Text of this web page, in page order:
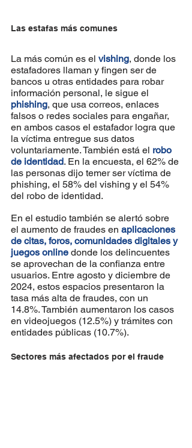
Las estafas más comunes
La más común es el vishing, donde los
estafadores llaman y fingen ser de
bancos u otras entidades para robar
información personal, le sigue el
phishing, que usa correos, enlaces
falsos o redes sociales para engañar,
en ambos casos el estafador logra que
la víctima entregue sus datos
voluntariamente. También está el robo
de identidad. En la encuesta, el 62% de
las personas dijo temer ser víctima de
phishing, el 58% del vishing y el 54%
del robo de identidad.
En el estudio también se alertó sobre
el aumento de fraudes en aplicaciones
de citas, foros, comunidades digitales y
juegos online donde los delincuentes
se aprovechan de la confianza entre
usuarios. Entre agosto y diciembre de
2024, estos espacios presentaron la
tasa más alta de fraudes, con un
14.8%. También aumentaron los casos
en videojuegos (12.5%) y trámites con
entidades públicas (10.7%).
Sectores más afectados por el fraude